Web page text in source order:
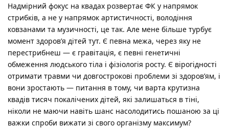
Надмірний фокус на квадах розвертає ФК у напрямок
стрибків, а не у напрямок артистичності, володіння
ковзанами та музичності, це так. Але мене більше турбує
момент здоров’я дітей тут. Є певна межа, через яку не
перестрибнеш — є гравітація, є певні генетичні
обмеження людського тіла і фізіологія росту. Є вірогідності
отримати травми чи довгострокові проблеми зі здоров’ям, і
вони зростають — питання в тому, чи варта крутизна
квадів тисяч покалічених дітей, які залишаться в тіні,
ніколи не маючи навіть шанс насолодитись пошаною за ці
важки спроби вижати зі свого організму максимум?